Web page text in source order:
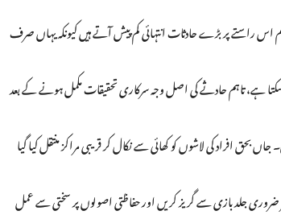
اس راستے پر بڑے حادثات انتہائی کم پیش آتے ہیں کیونکہ یہاں صرف
سکتا ہے، تاہم حادثے کی اصل وجہ سرکاری تحقیقات مکمل ہونے کے بعد
افراد کی لاشوں کو کھائی سے نکال کر قریبی مراکز منتقل کیا گیا
ضروری جلد بازی سے گریز کریں اور حفاظتی اصولوں پر سختی سے عمل